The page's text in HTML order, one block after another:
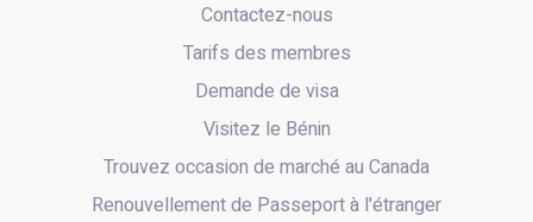
Contactez-nous
Tarifs des membres
Demande de visa
Visitez le Bénin
Trouvez occasion de marché au Canada
Renouvellement de Passeport à l'étranger